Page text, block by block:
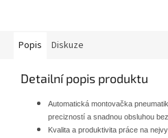
Popis Diskuze
Detailní popis produktu
Automatická montovačka
precizností a snadnou obsluhou
Kvalita a produktivita práce na